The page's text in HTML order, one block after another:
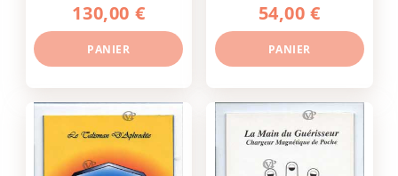
130,00 €
PANIER
54,00 €
PANIER